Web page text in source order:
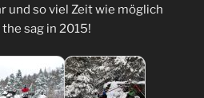
und so viel Zeit wie möglich
sag in 2015!